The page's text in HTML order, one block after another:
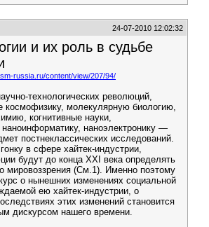
24-07-2010 12:02:32
и их роль в судьбе
russia.ru/content/view/207/94/
технологических революций,
космофизику, молекулярную биологию,
когнитивные науки,
наноэлектронику —
постнеклассических исследований.
гонку в сфере хайтек-индустрии,
будут до конца ХХІ века определять
мировоззрения (См.1). Именно поэтому
о нынешних изменениях социальной
ею хайтек-индустрии, о
этих изменений становится
дискурсом нашего времени.